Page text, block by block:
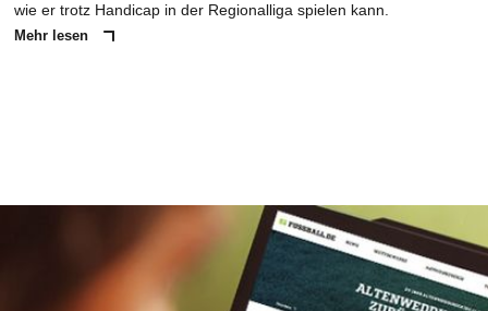
wie er trotz Handicap in der Regionalliga spielen kann.
Mehr lesen